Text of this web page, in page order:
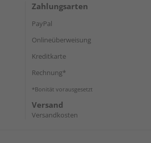
Zahlungsarten
PayPal
Onlineüberweisung
Kreditkarte
Rechnung*
*Bonität vorausgesetzt
Versand
Versandkosten